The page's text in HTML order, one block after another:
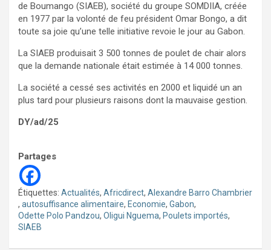
de Boumango (SIAEB), société du groupe SOMDIIA, créée
en 1977 par la volonté de feu président Omar Bongo, a dit
toute sa joie qu’une telle initiative revoie le jour au Gabon.
La SIAEB produisait 3 500 tonnes de poulet de chair alors
que la demande nationale était estimée à 14 000 tonnes.
La société a cessé ses activités en 2000 et liquidé un an
plus tard pour plusieurs raisons dont la mauvaise gestion.
DY/ad/25
Partages
Étiquettes: Actualités, Africdirect, Alexandre Barro Chambrier
, autosuffisance alimentaire, Economie, Gabon,
Odette Polo Pandzou, Oligui Nguema, Poulets importés,
SIAEB